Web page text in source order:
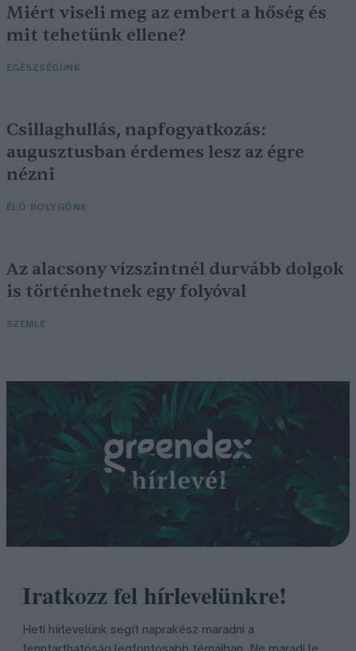
Miért viseli meg az embert a hőség és
mit tehetünk ellene?
EGÉSZSÉGÜNK
Csillaghullás, napfogyatkozás:
augusztusban érdemes lesz az égre
nézni
ÉLŐ BOLYGÓNK
Az alacsony vízszintnél durvább dolgok
is történhetnek egy folyóval
SZEMLE
Iratkozz fel hírlevelünkre!
Heti hírlevelünk segít naprakész maradni a